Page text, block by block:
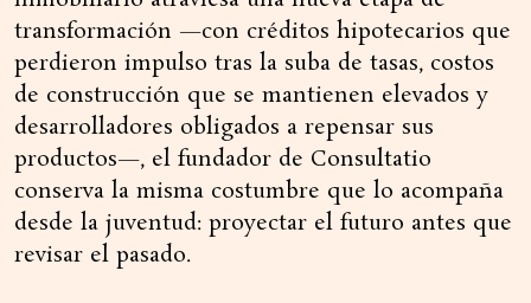
transformación —con créditos hipotecarios que
perdieron impulso tras la suba de tasas, costos
de construcción que se mantienen elevados y
desarrolladores obligados a repensar sus
productos—, el fundador de Consultatio
conserva la misma costumbre que lo acompaña
desde la juventud: proyectar el futuro antes que
revisar el pasado.